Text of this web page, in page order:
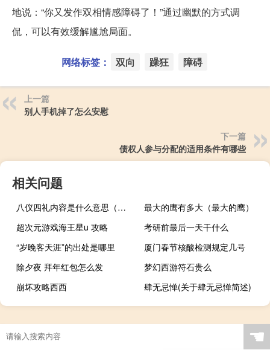
地说：“你又发作双相情感障碍了！”通过幽默的方式调
侃，可以有效缓解尴尬局面。
网络标签： 双向 躁狂 障碍
上一篇
别人手机掉了怎么安慰
下一篇
债权人参与分配的适用条件有哪些
相关问题
八仪四礼内容是什么意思（八仪四礼内容）
最大的鹰有多大（最大的鹰）
超次元游戏海王星u 攻略
考研前最后一天干什么
“岁晚客天涯”的出处是哪里
厦门春节核酸检测规定几号
除夕夜 拜年红包怎么发
梦幻西游符石贵么
崩坏攻略西西
肆无忌惮(关于肆无忌惮简述)
☚